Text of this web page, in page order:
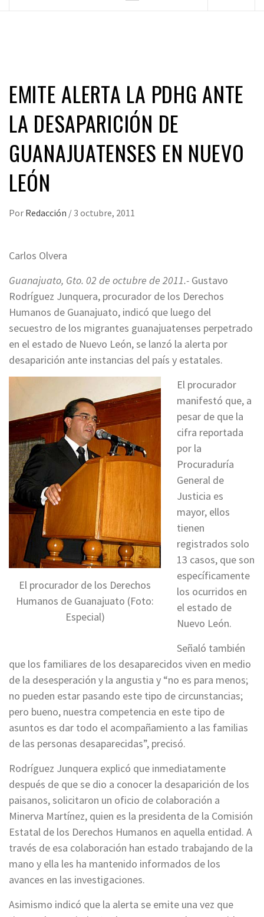
EMITE ALERTA LA PDHG ANTE
LA DESAPARICIÓN DE
GUANAJUATENSES EN NUEVO
LEÓN
Por Redacción / 3 octubre, 2011
Carlos Olvera
Guanajuato, Gto. 02 de octubre de 2011.- Gustavo
Rodríguez Junquera, procurador de los Derechos
Humanos de Guanajuato, indicó que luego del
secuestro de los migrantes guanajuatenses perpetrado
en el estado de Nuevo León, se lanzó la alerta por
desaparición ante instancias del país y estatales.
El procurador de los Derechos
Humanos de Guanajuato (Foto:
Especial)
El procurador
manifestó que, a
pesar de que la
cifra reportada
por la
Procuraduría
General de
Justicia es
mayor, ellos
tienen
registrados solo
13 casos, que son
específicamente
los ocurridos en
el estado de
Nuevo León.
Señaló también
que los familiares de los desaparecidos viven en medio
de la desesperación y la angustia y “no es para menos;
no pueden estar pasando este tipo de circunstancias;
pero bueno, nuestra competencia en este tipo de
asuntos es dar todo el acompañamiento a las familias
de las personas desaparecidas”, precisó.
Rodríguez Junquera explicó que inmediatamente
después de que se dio a conocer la desaparición de los
paisanos, solicitaron un oficio de colaboración a
Minerva Martínez, quien es la presidenta de la Comisión
Estatal de los Derechos Humanos en aquella entidad. A
través de esa colaboración han estado trabajando de la
mano y ella les ha mantenido informados de los
avances en las investigaciones.
Asimismo indicó que la alerta se emite una vez que